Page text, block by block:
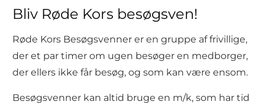
Bliv Røde Kors besøgsven!
Røde Kors Besøgsvenner er en gruppe af frivillige,
der et par timer om ugen besøger en medborger,
der ellers ikke får besøg, og som kan være ensom.
Besøgsvenner kan altid bruge en m/k, som har tid